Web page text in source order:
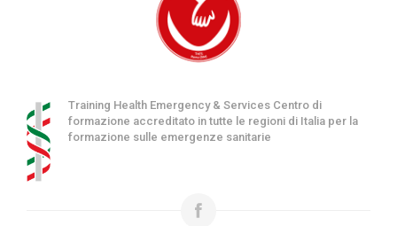
Training Health Emergency & Services Centro di
formazione accreditato in tutte le regioni di Italia per la
formazione sulle emergenze sanitarie